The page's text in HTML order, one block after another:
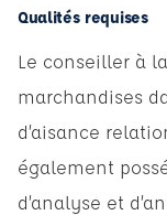
Qualités requises
Le conseiller à
marchandises
d’aisance
également
d’analyse et